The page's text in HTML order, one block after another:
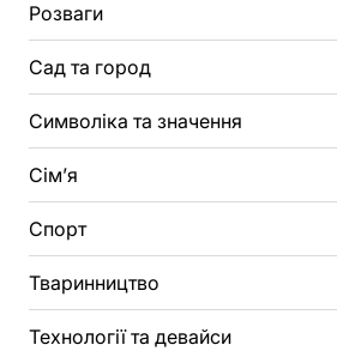
Розваги
Сад та город
Символіка та значення
Сім’я
Спорт
Тваринництво
Технології та девайси